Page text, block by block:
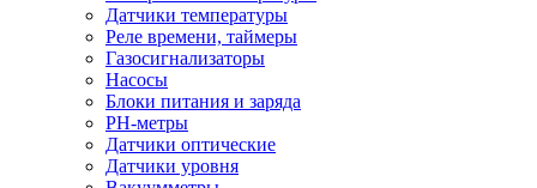
Датчики температуры
Реле времени, таймеры
Газосигнализаторы
Насосы
Блоки питания и заряда
PH-метры
Датчики оптические
Датчики уровня